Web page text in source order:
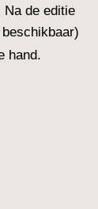
Na de editie
hand.